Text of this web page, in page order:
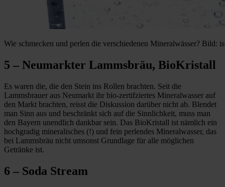
Wie schmecken und perlen die verschiedenen Mineralwässer? Bild:
5 – Neumarkter Lammsbräu, BioKristall
Es waren die, die den Stein ins Rollen brachten. Seit die
Lammsbrauer aus Neumarkt ihr bio-zertifziertes Mineralwasser auf
den Markt brachten, reisst die Diskussion darüber nicht ab. Blendet
man Sinn aus und beschränkt sich auf die Sinnlichkeit, muss man
den Bayern unendlich dankbar sein. Das BioKristall ist nämlich ein
hochgradig mineralisches (!) und fein perlendes Mineralwasser, das
bei Lammsbräu nicht umsonst Grundlage für alle möglichen
Getränke ist.
6 – Soda Stream